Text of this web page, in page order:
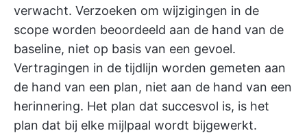
verwacht. Verzoeken om wijzigingen in de
scope worden beoordeeld aan de hand van de
baseline, niet op basis van een gevoel.
Vertragingen in de tijdlijn worden gemeten aan
de hand van een plan, niet aan de hand van een
herinnering. Het plan dat succesvol is, is het
plan dat bij elke mijlpaal wordt bijgewerkt.